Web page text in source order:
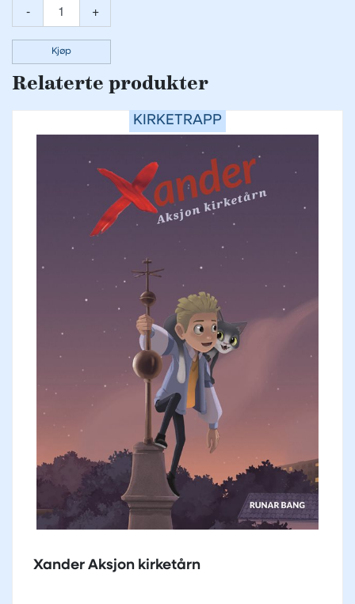
- +
Kjøp
Relaterte produkter
KIRKETRAPP
Xander Aksjon kirketårn